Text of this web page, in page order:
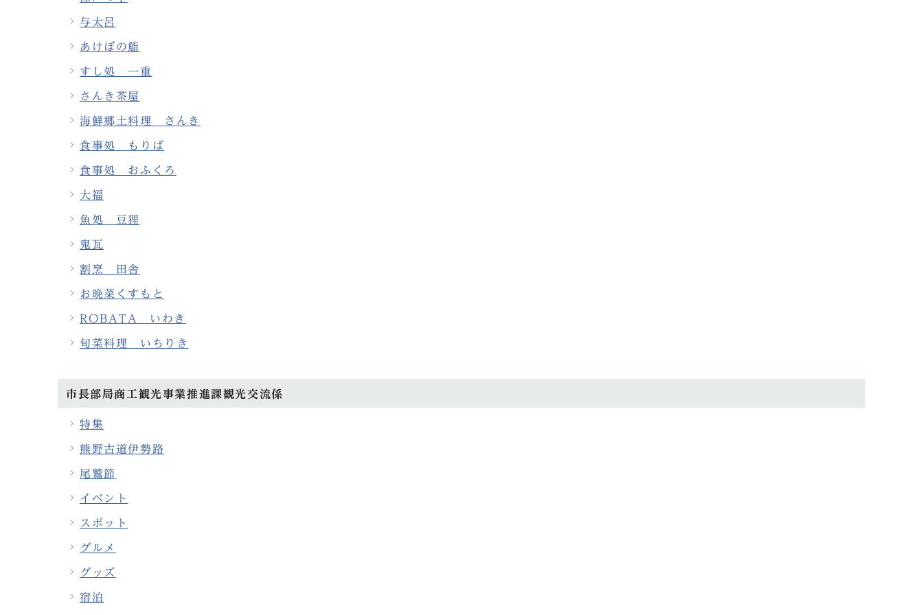
与太呂
あけぼの鮨
すし処 一重
さんき茶屋
海鮮郷土料理 さんき
食事処 もりば
食事処 おふくろ
大福
魚処 豆狸
鬼瓦
割烹 田舎
お晩菜くすもと
ROBATA いわき
旬菜料理 いちりき
市長部局商工観光事業推進課観光交流係
特集
熊野古道伊勢路
尾鷲節
イベント
スポット
グルメ
グッズ
宿泊